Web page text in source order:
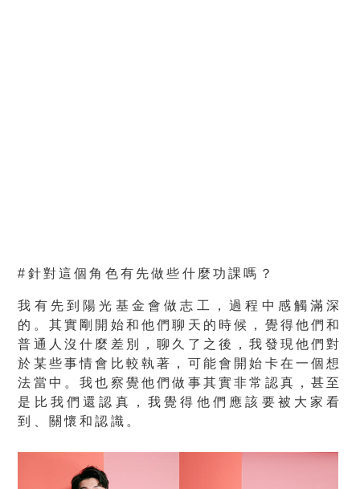
#針對這個角色有先做些什麼功課嗎？
我有先到陽光基金會做志工，過程中感觸滿深
的。其實剛開始和他們聊天的時候，覺得他們和
普通人沒什麼差別，聊久了之後，我發現他們對
於某些事情會比較執著，可能會開始卡在一個想
法當中。我也察覺他們做事其實非常認真，甚至
是比我們還認真，我覺得他們應該要被大家看
到、關懷和認識。